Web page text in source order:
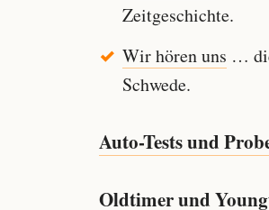
Zeitgeschichte.
Wir hören uns …
Schwede.
Auto-Tests und
Oldtimer und